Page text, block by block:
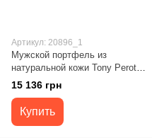
Артикул: 20896_1
Мужской портфель из
натуральной кожи Tony Perotti
20896_1 (8091 moro)
Коричневый
15 136 грн
Купить